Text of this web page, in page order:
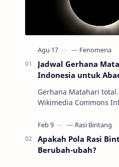
Jadwal Gerhana
Indonesia untuk
Gerhana Matahari
Wikimedia Commons Info Astronomy -
gerhana Matahari akan
22…
Apakah Pola Rasi
Berubah-ubah?